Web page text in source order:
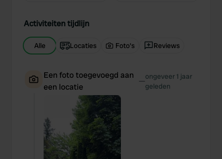
Activiteiten tijdlijn
Alle Locaties Foto's Reviews
Een foto toegevoegd aan
een locatie
—ongeveer 1 jaar
geleden